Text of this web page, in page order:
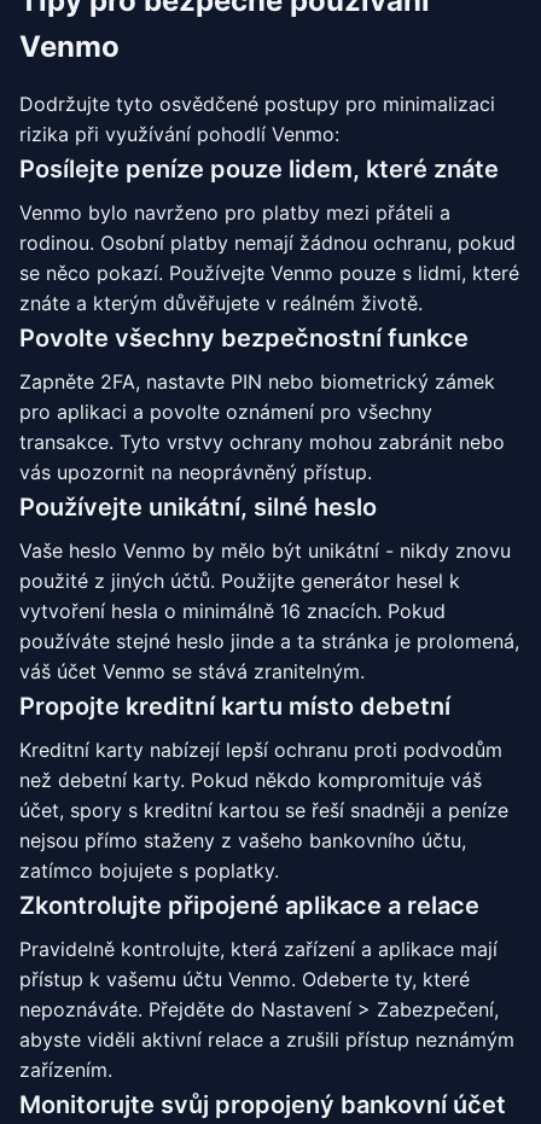
Venmo
Dodržujte tyto osvědčené postupy pro minimalizaci
rizika při využívání pohodlí Venmo:
Posílejte peníze pouze lidem, které znáte
Venmo bylo navrženo pro platby mezi přáteli a
rodinou. Osobní platby nemají žádnou ochranu, pokud
se něco pokazí. Používejte Venmo pouze s lidmi, které
znáte a kterým důvěřujete v reálném životě.
Povolte všechny bezpečnostní funkce
Zapněte 2FA, nastavte PIN nebo biometrický zámek
pro aplikaci a povolte oznámení pro všechny
transakce. Tyto vrstvy ochrany mohou zabránit nebo
vás upozornit na neoprávněný přístup.
Používejte unikátní, silné heslo
Vaše heslo Venmo by mělo být unikátní - nikdy znovu
použité z jiných účtů. Použijte generátor hesel k
vytvoření hesla o minimálně 16 znacích. Pokud
používáte stejné heslo jinde a ta stránka je prolomená,
váš účet Venmo se stává zranitelným.
Propojte kreditní kartu místo debetní
Kreditní karty nabízejí lepší ochranu proti podvodům
než debetní karty. Pokud někdo kompromituje váš
účet, spory s kreditní kartou se řeší snadněji a peníze
nejsou přímo staženy z vašeho bankovního účtu,
zatímco bojujete s poplatky.
Zkontrolujte připojené aplikace a relace
Pravidelně kontrolujte, která zařízení a aplikace mají
přístup k vašemu účtu Venmo. Odeberte ty, které
nepoznáváte. Přejděte do Nastavení > Zabezpečení,
abyste viděli aktivní relace a zrušili přístup neznámým
zařízením.
Monitorujte svůj propojený bankovní účet